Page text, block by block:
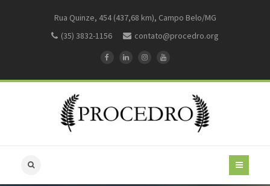
Rua Quinze, 454 (437,68 km), Campo Belo/MG
(35) 3832-1156
contato@procedro.org